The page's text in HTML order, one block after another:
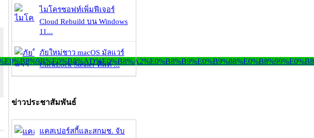
ไมโครซอฟท์เพิ่มฟีเจอร์
Cloud Rebuild บน Windows
11...
ภัยใหม่ชาว macOS มัลแวร์
ClickLock Stealer ที่แค่ ...
ข่าวประชาสัมพันธ์
แคสเปอร์สกี้และสกมช. จับ